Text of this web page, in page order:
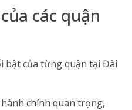
các quận
bật của từng quận tại Đài
chính quan trọng,